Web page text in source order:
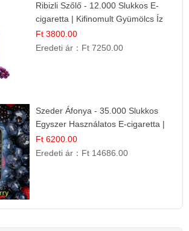
Ribizli Szőlő - 12.000 Slukkos E-
cigaretta | Kifinomult Gyümölcs Íz
Ft 3800.00
Eredeti ár： Ft 7250.00
Szeder Áfonya - 35.000 Slukkos
Egyszer Használatos E-cigaretta |
Prémium Ízélmény
Ft 6200.00
Eredeti ár： Ft 14686.00